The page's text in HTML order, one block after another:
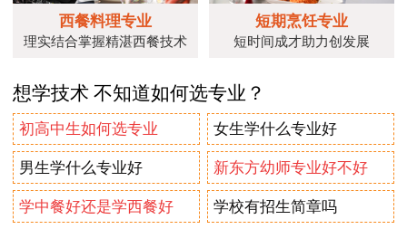
西餐料理专业
理实结合掌握精湛西餐技术
短期烹饪专业
短时间成才助力创发展
想学技术 不知道如何选专业？
初高中生如何选专业 女生学什么专业好
男生学什么专业好 新东方幼师专业好不好
学中餐好还是学西餐好 学校有招生简章吗